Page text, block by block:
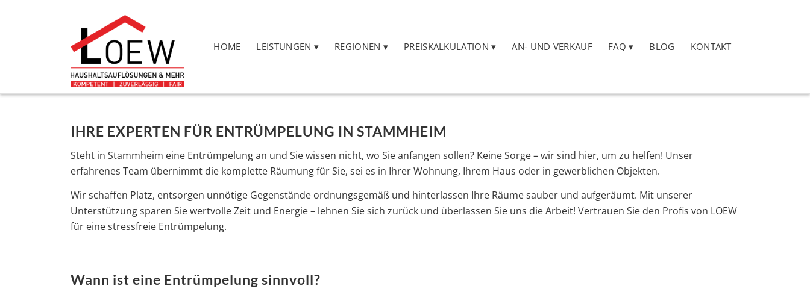
HOME LEISTUNGEN REGIONEN PREISKALKULATION AN- UND VERKAUF FAQ BLOG KONTAKT
IHRE EXPERTEN FÜR ENTRÜMPELUNG IN STAMMHEIM
Steht in Stammheim eine Entrümpelung an und Sie wissen nicht, wo Sie anfangen sollen? Keine Sorge – wir sind hier, um zu helfen! Unser
erfahrenes Team übernimmt die komplette Räumung für Sie, sei es in Ihrer Wohnung, Ihrem Haus oder in gewerblichen Objekten.
Wir schaffen Platz, entsorgen unnötige Gegenstände ordnungsgemäß und hinterlassen Ihre Räume sauber und aufgeräumt. Mit unserer
Unterstützung sparen Sie wertvolle Zeit und Energie – lehnen Sie sich zurück und überlassen Sie uns die Arbeit! Vertrauen Sie den Profis von LOEW
für eine stressfreie Entrümpelung.
Wann ist eine Entrümpelung sinnvoll?